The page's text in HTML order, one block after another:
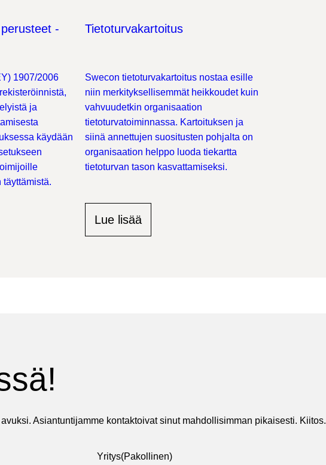
-
1907/2006
ja
käydään
Tietoturvakartoitus
Swecon tietoturvakartoitus nostaa esille
niin merkityksellisemmät heikkoudet kuin
vahvuudetkin organisaation
tietoturvatoiminnassa. Kartoituksen ja
siinä annettujen suositusten pohjalta on
organisaation helppo luoda tiekartta
tietoturvan tason kasvattamiseksi.
Lue lisää
Asiantuntijamme kontaktoivat sinut mahdollisimman pikaisesti. Kiitos.
Yritys(Pakollinen)